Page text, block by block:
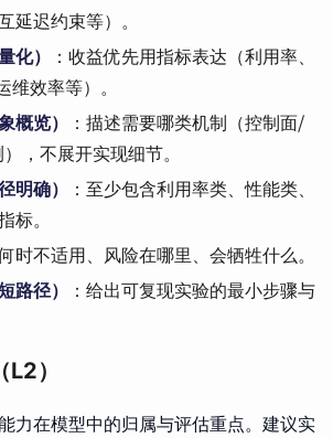
延迟约束等）。
化）
：收益优先用指标表达（利用率、
维效率等）。
概览）
：描述需要哪类机制（控制面/
，不展开实现细节。
明确）
：至少包含利用率类、性能类、
标。
时不适用、风险在哪里、会牺牲什么。
路径）
：给出可复现实验的最小步骤与
）
力在模型中的归属与评估重点。建议实